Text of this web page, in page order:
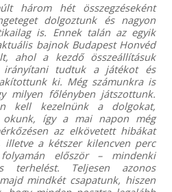
három hét összegzéseként
dolgoztunk és nagyon
is. Ennek talán az egyik
bajnok Budapest Honvéd
ahol a kezdő összeállításuk
irányítani tudtuk a játékot és
ki. Még számunkra is
milyen főlényben játszottunk.
kell kezelnünk a dolgokat,
okunk, így a mai napon még
az elkövetett hibákat
a kétszer kilencven perc
először – mindenki
terhelést. Teljesen azonos
mindkét csapatunk, hiszen